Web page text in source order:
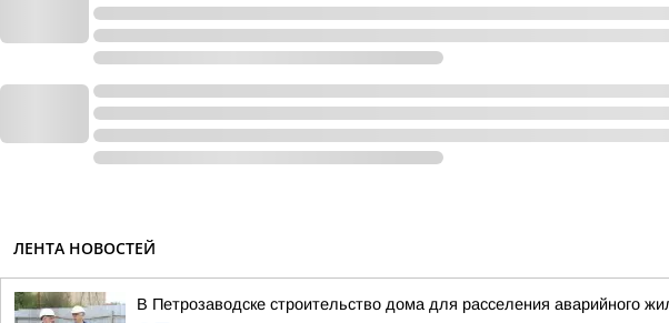
ЛЕНТА НОВОСТЕЙ
В Петрозаводске строительство дома для расселения аварийного